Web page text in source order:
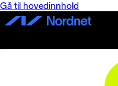
Gå til hovedinnhold